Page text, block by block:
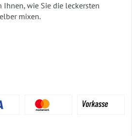
Ihnen, wie Sie die leckersten
mixen.